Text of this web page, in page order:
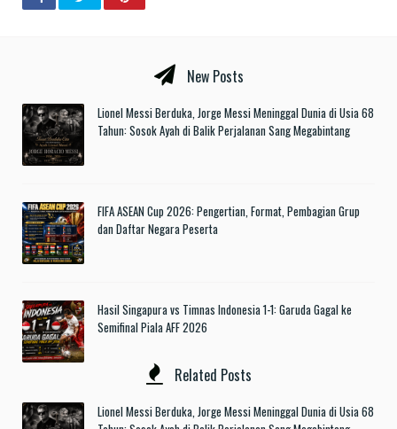
New Posts
Lionel Messi Berduka, Jorge Messi Meninggal Dunia di Usia 68
Tahun: Sosok Ayah di Balik Perjalanan Sang Megabintang
FIFA ASEAN Cup 2026: Pengertian, Format, Pembagian Grup
dan Daftar Negara Peserta
Hasil Singapura vs Timnas Indonesia 1-1: Garuda Gagal ke
Semifinal Piala AFF 2026
Related Posts
Lionel Messi Berduka, Jorge Messi Meninggal Dunia di Usia 68